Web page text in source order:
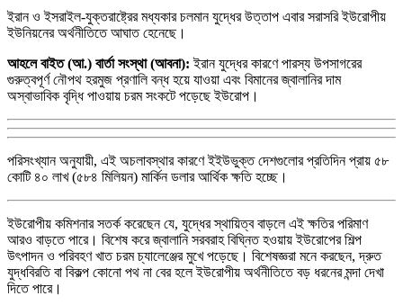
ইরান ও ইসরাইল-যুক্তরাষ্ট্রের মধ্যকার চলমান যুদ্ধের উত্তাপ এবার সরাসরি ইউরোপীয়
ইউনিয়নের অর্থনীতিতে আঘাত হেনেছে।
আহলে বাইত (আ.) বার্তা সংস্থা (আবনা):ইরান যুদ্ধের কারণে পারস্য উপসাগরের
গুরুত্বপূর্ণ নৌপথ হরমুজ প্রণালি বন্ধ হয়ে যাওয়া এবং বিমানের জ্বালানির দাম
অস্বাভাবিক বৃদ্ধি পাওয়ায় চরম সংকটে পড়েছে ইউরোপ।
পরিসংখ্যান অনুযায়ী, এই অচলাবস্থার কারণে ইইউভুক্ত দেশগুলোর প্রতিদিন প্রায় ৫৮
কোটি ৪০ লাখ (৫৮৪ মিলিয়ন) মার্কিন ডলার আর্থিক ক্ষতি হচ্ছে।
ইউরোপীয় কমিশনার সতর্ক করেছেন যে, যুদ্ধের স্থায়িত্ব বাড়লে এই ক্ষতির পরিমাণ
আরও বাড়তে পারে। বিশেষ করে জ্বালানি সরবরাহ বিঘ্নিত হওয়ায় ইউরোপের শিল্প
উৎপাদন ও পরিবহণ খাত চরম চ্যালেঞ্জের মুখে পড়েছে। বিশেষজ্ঞরা মনে করছেন, দ্রুত
যুদ্ধবিরতি বা বিকল্প কোনো পথ না বের হলে ইউরোপীয় অর্থনীতিতে বড় ধরনের মন্দা দেখা
দিতে পারে।